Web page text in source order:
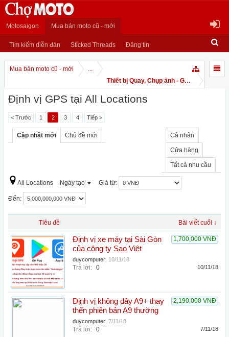
Motosaigon Mua bán moto cũ - mới
Tìm kiếm diễn đàn Sticked Threads Đăng tin
Mua bán moto cũ - mới
...
Thiết bị Quay, Chụp ảnh - GPS
Định vị GPS tại All Locations
< Trước 1 2 3 4 Tiếp >
Cập nhật mới Chủ đề mới Cá nhân
Cửa hàng
Tất cả nhu cầu
All Locations Ngày tạo Giá từ:
Đến:
Tiêu đề Bài viết cuối ↓
1,700,000 VNĐ
Định vị xe máy tại Sài Gòn
của công ty Sao Việt
duycomputer 10/11/18
Trả lời: 0 10/11/18
2,190,000 VNĐ
Định vị không dây A9+ thay
thến phiên bản A9 thường
duycomputer 7/11/18
Trả lời: 0 7/11/18